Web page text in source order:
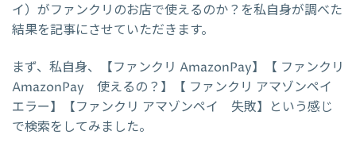
イ）がファンクリのお店で使えるのか？を私自身が調べた
結果を記事にさせていただきます。
まず、私自身、【ファンクリ AmazonPay】【 ファンクリ
AmazonPay 使えるの？】【 ファンクリ アマゾンペイ
エラー】【ファンクリ アマゾンペイ 失敗】という感じ
で検索をしてみました。